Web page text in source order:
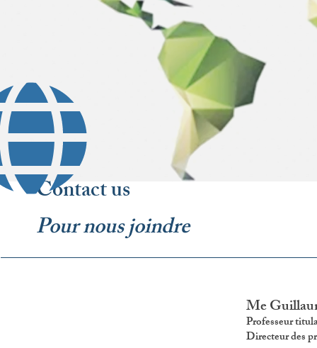
Contact us
Pour nous joindre
Me
Professeur
Directeur des